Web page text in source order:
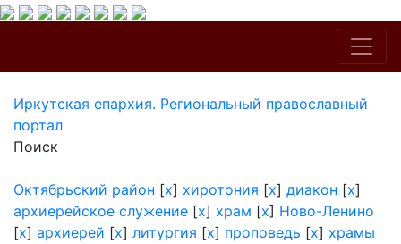
Иркутская епархия. Региональный православный
портал
Поиск
Октябрьский район [x] хиротония [x] диакон [x]
архиерейское служение [x] храм [x] Ново-Ленино
[x] архиерей [x] литургия [x] проповедь [x] храмы